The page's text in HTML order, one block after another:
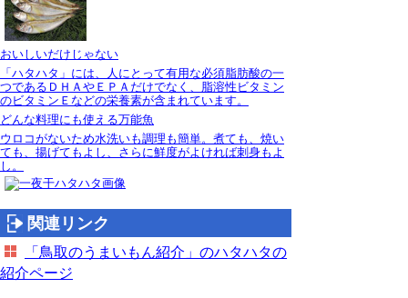
おいしいだけじゃない
「ハタハタ」には、人にとって有用な必須脂肪酸の一
つであるＤＨＡやＥＰＡだけでなく、脂溶性ビタミン
のビタミンＥなどの栄養素が含まれています。
どんな料理にも使える万能魚
ウロコがないため水洗いも調理も簡単。煮ても、焼い
ても、揚げてもよし、さらに鮮度がよければ刺身もよ
し。
関連リンク
「鳥取のうまいもん紹介」のハタハタの
紹介ページ